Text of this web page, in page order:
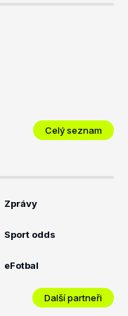
Celý seznam
Zprávy
Sport odds
eFotbal
Další partneři